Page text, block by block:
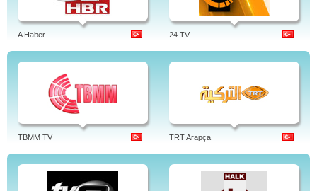
A Haber 24 TV
TBMM TV TRT Arapça